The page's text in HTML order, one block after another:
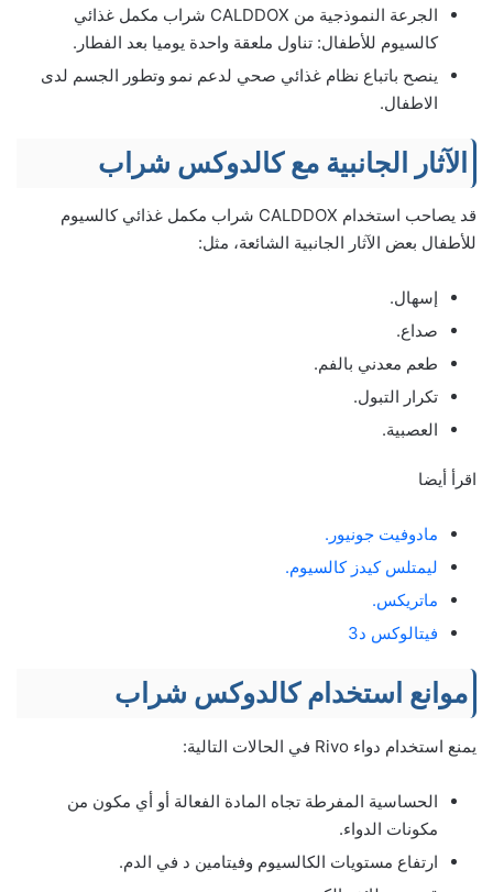
الجرعة النموذجية من CALDDOX شراب مكمل غذائي
كالسيوم للأطفال: تناول ملعقة واحدة يوميا بعد الفطار.
ينصح باتباع نظام غذائي صحي لدعم نمو وتطور الجسم لدى
الاطفال.
الآثار الجانبية مع كالدوكس شراب
قد يصاحب استخدام CALDDOX شراب مكمل غذائي كالسيوم
للأطفال بعض الآثار الجانبية الشائعة، مثل:
إسهال.
صداع.
طعم معدني بالفم.
تكرار التبول.
العصبية.
اقرأ أيضا
مادوفيت جونيور.
ليمتلس كيدز كالسيوم.
ماتريكس.
فيتالوكس د3
موانع استخدام كالدوكس شراب
يمنع استخدام دواء Rivo في الحالات التالية:
الحساسية المفرطة تجاه المادة الفعالة أو أي مكون من
مكونات الدواء.
ارتفاع مستويات الكالسيوم وفيتامين د في الدم.